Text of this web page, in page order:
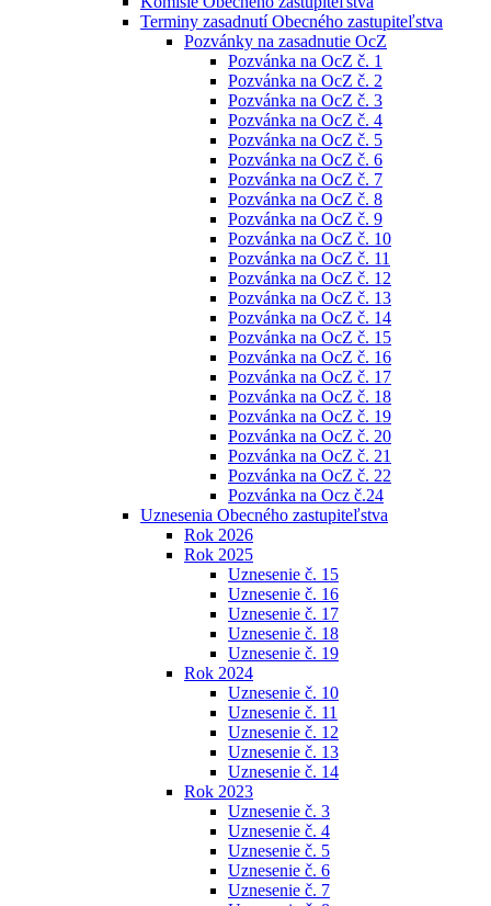
Terminy zasadnutí Obecného zastupiteľstva
Pozvánky na zasadnutie OcZ
Pozvánka na OcZ č. 1
Pozvánka na OcZ č. 2
Pozvánka na OcZ č. 3
Pozvánka na OcZ č. 4
Pozvánka na OcZ č. 5
Pozvánka na OcZ č. 6
Pozvánka na OcZ č. 7
Pozvánka na OcZ č. 8
Pozvánka na OcZ č. 9
Pozvánka na OcZ č. 10
Pozvánka na OcZ č. 11
Pozvánka na OcZ č. 12
Pozvánka na OcZ č. 13
Pozvánka na OcZ č. 14
Pozvánka na OcZ č. 15
Pozvánka na OcZ č. 16
Pozvánka na OcZ č. 17
Pozvánka na OcZ č. 18
Pozvánka na OcZ č. 19
Pozvánka na OcZ č. 20
Pozvánka na OcZ č. 21
Pozvánka na OcZ č. 22
Pozvánka na Ocz č.24
Uznesenia Obecného zastupiteľstva
Rok 2026
Rok 2025
Uznesenie č. 15
Uznesenie č. 16
Uznesenie č. 17
Uznesenie č. 18
Uznesenie č. 19
Rok 2024
Uznesenie č. 10
Uznesenie č. 11
Uznesenie č. 12
Uznesenie č. 13
Uznesenie č. 14
Rok 2023
Uznesenie č. 3
Uznesenie č. 4
Uznesenie č. 5
Uznesenie č. 6
Uznesenie č. 7